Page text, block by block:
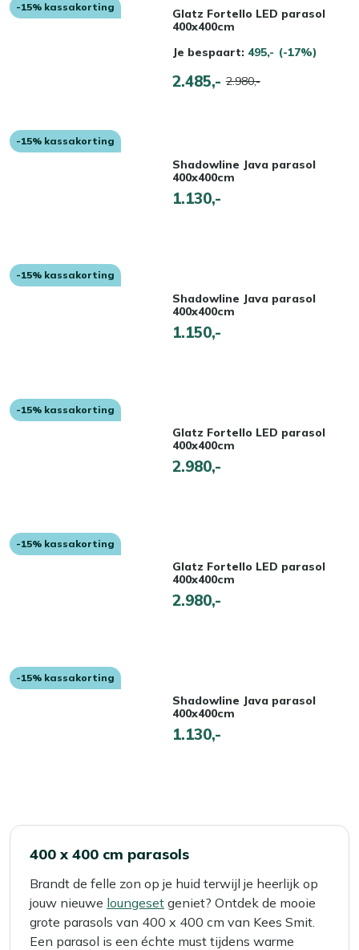
-15% kassakorting
Glatz Fortello LED parasol
400x400cm
Je bespaart: 495,- (-17%)
2.485,- 2.980,-
-15% kassakorting
Shadowline Java parasol
400x400cm
1.130,-
-15% kassakorting
Shadowline Java parasol
400x400cm
1.150,-
-15% kassakorting
Glatz Fortello LED parasol
400x400cm
2.980,-
-15% kassakorting
Glatz Fortello LED parasol
400x400cm
2.980,-
-15% kassakorting
Shadowline Java parasol
400x400cm
1.130,-
400 x 400 cm parasols
Brandt de felle zon op je huid terwijl je heerlijk op
jouw nieuwe loungeset geniet? Ontdek de mooie
grote parasols van 400 x 400 cm van Kees Smit.
Een parasol is een échte must tijdens warme